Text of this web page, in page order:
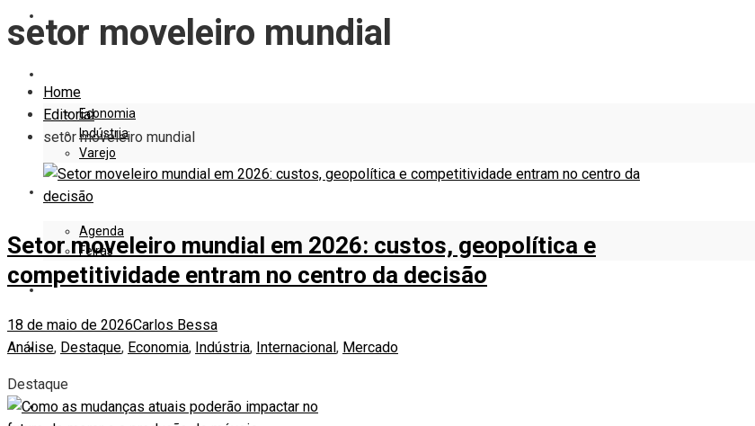
Economia
Indústria
Varejo
EVENTOS
Agenda
Feiras
DESIGN
MARKETING
VITRINE
setor moveleiro mundial
Home
Editorial
setor moveleiro mundial
Setor moveleiro mundial em 2026: custos, geopolítica e
competitividade entram no centro da decisão
18 de maio de 2026Carlos Bessa
Análise, Destaque, Economia, Indústria, Internacional, Mercado
Destaque